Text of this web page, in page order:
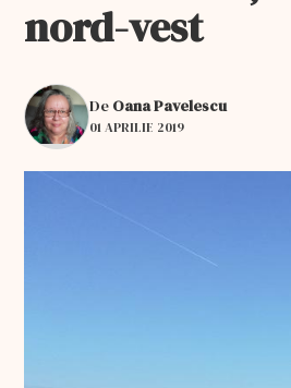
nord-vest
De Oana Pavelescu
01 APRILIE 2019